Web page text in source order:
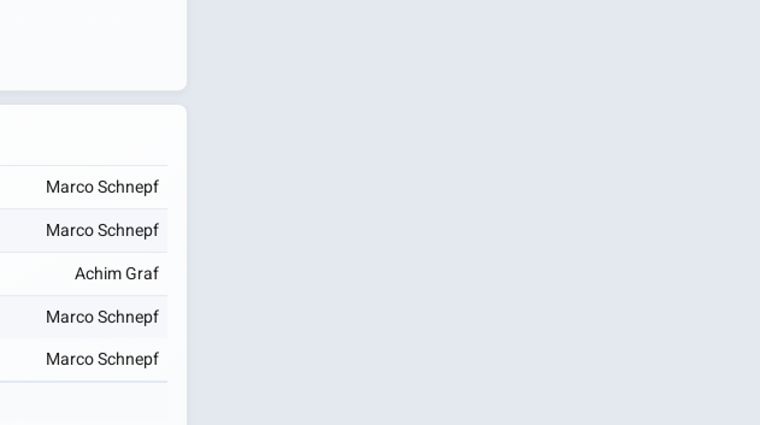
Marco Schnepf
Marco Schnepf
Achim Graf
Marco Schnepf
Marco Schnepf